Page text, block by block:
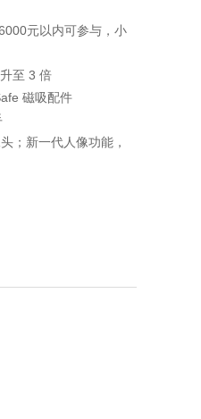
元以内可参与，小
至 3 倍
磁吸配件
；新一代人像功能，